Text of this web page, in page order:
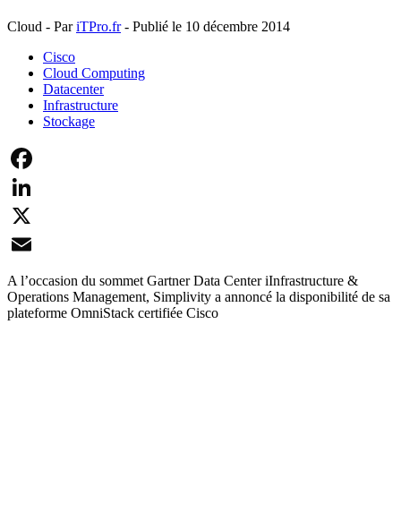
Cloud - PariTPro.fr- Publié le 10 décembre 2014
Cisco
Cloud Computing
Datacenter
Infrastructure
Stockage
Facebook
LinkedIn
X
Email
A l’occasion du sommet Gartner Data Center iInfrastructure &
Operations Management, Simplivity a annoncé la disponibilité de sa
plateforme OmniStack certifiée Cisco